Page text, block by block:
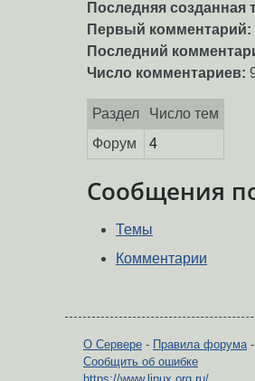
Последняя созданная
Первый комментарий:
Последний
Число комментариев:
Раздел
Число тем
Форум
4
Сообщения
Темы
Комментарии
О Сервере - Правила форума-
Сообщить об ошибке